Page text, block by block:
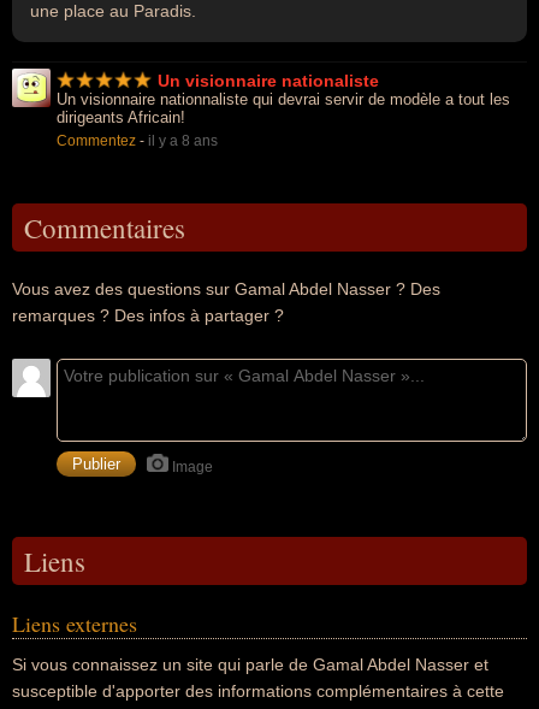
une place au Paradis.
Un visionnaire nationaliste
Un visionnaire nationnaliste qui devrai servir de modèle a tout les
dirigeants Africain!
Commentez - il y a 8 ans
Commentaires
Vous avez des questions sur Gamal Abdel Nasser ? Des
remarques ? Des infos à partager ?
Image
Liens
Liens externes
Si vous connaissez un site qui parle de Gamal Abdel Nasser et
susceptible d'apporter des informations complémentaires à cette